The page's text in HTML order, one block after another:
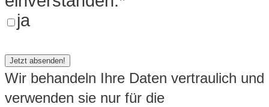
ja
Wir behandeln Ihre Daten vertraulich und
verwenden sie nur für die